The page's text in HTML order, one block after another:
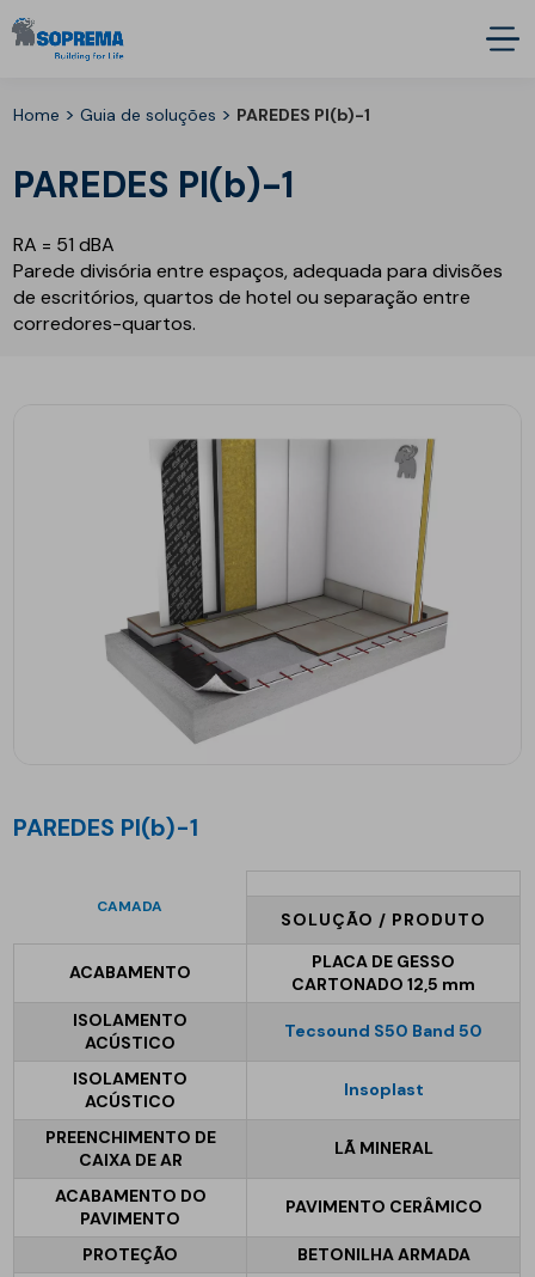
Home >Guia de soluções > PAREDES PI(b)-1
PAREDES PI(b)-1
RA = 51 dBA
Parede divisória entre espaços, adequada para divisões
de escritórios, quartos de hotel ou separação entre
corredores-quartos.
PAREDES PI(b)-1
CAMADA
SOLUÇÃO / PRODUTO
ACABAMENTO
PLACA DE GESSO
CARTONADO 12,5 mm
ISOLAMENTO
ACÚSTICO
Tecsound S50 Band 50
ISOLAMENTO
ACÚSTICO
Insoplast
PREENCHIMENTO DE
CAIXA DE AR
LÃ MINERAL
ACABAMENTO DO
PAVIMENTO
PAVIMENTO CERÂMICO
PROTEÇÃO
BETONILHA ARMADA